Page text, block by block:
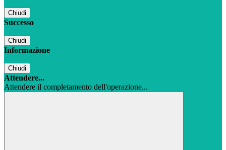
Chiudi
Successo
Chiudi
Informazione
Chiudi
Attendere...
Attendere il completamento dell'operazione...